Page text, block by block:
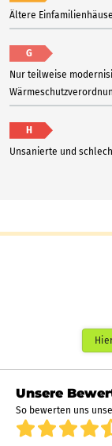
Ältere
G
Nur teilweise
H
Unsanierte und
Unsere
So bewerten uns